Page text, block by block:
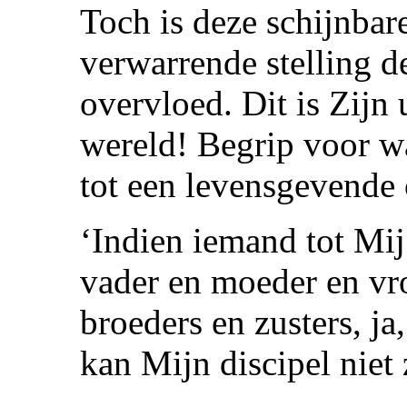
Toch is deze
verwarrende stelling
overvloed. Dit is Zijn
wereld! Begrip voor
tot een
‘Indien iemand tot
vader en moeder en
broeders en zusters,
kan Mijn discipel niet